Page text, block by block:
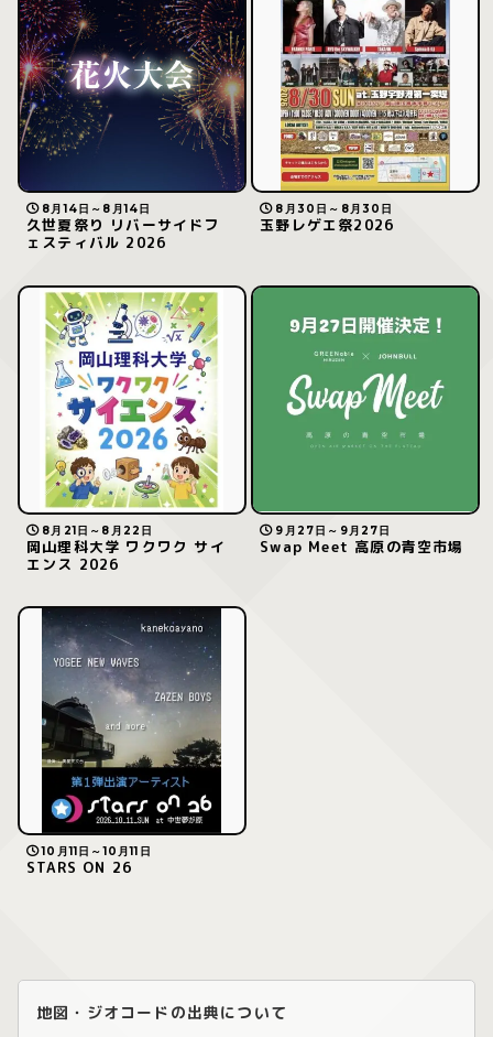
8月14日～8月14日
久世夏祭り リバーサイドフ
ェスティバル 2026
8月30日～8月30日
玉野レゲエ祭2026
8月21日～8月22日
岡山理科大学 ワクワク サイ
エンス 2026
9月27日～9月27日
Swap Meet 高原の青空市場
10月11日～10月11日
STARS ON 26
地図・ジオコードの出典について